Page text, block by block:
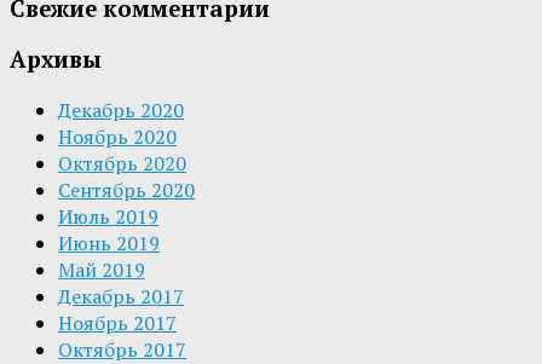
Свежие комментарии
Архивы
Декабрь 2020
Ноябрь 2020
Октябрь 2020
Сентябрь 2020
Июль 2019
Июнь 2019
Май 2019
Декабрь 2017
Ноябрь 2017
Октябрь 2017